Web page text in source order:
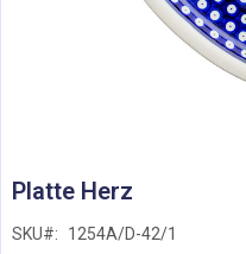
Anfang
Bildgalerie
Platte Herz
SKU 1254A/D-42/1